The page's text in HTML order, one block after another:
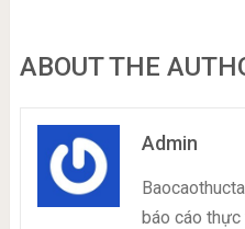
ABOUT THE
Admin
báo cáo thực